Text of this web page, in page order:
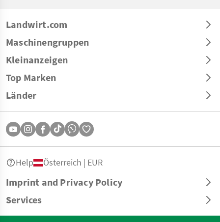
Landwirt.com
Maschinengruppen
Kleinanzeigen
Top Marken
Länder
Imprint and Privacy Policy
Services
Help Österreich | EUR